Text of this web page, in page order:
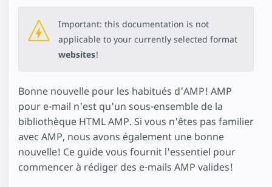
Important: this documentation is not
applicable to your currently selected format
websites!
Bonne nouvelle pour les habitués d'AMP! AMP
pour e-mail n'est qu'un sous-ensemble de la
bibliothèque HTML AMP. Si vous n'êtes pas familier
avec AMP, nous avons également une bonne
nouvelle! Ce guide vous fournit l'essentiel pour
commencer à rédiger des e-mails AMP valides!